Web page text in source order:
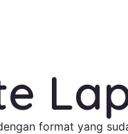
format yang